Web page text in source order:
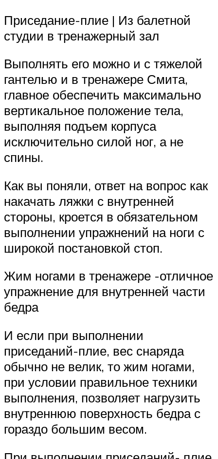
Приседание-плие | Из балетной
студии в тренажерный зал
Выполнять его можно и с тяжелой
гантелью и в тренажере Смита,
главное обеспечить максимально
вертикальное положение тела,
выполняя подъем корпуса
исключительно силой ног, а не
спины.
Как вы поняли, ответ на вопрос как
накачать ляжки с внутренней
стороны, кроется в обязательном
выполнении упражнений на ноги с
широкой постановкой стоп.
Жим ногами в тренажере -отличное
упражнение для внутренней части
бедра
И если при выполнении
приседаний-плие, вес снаряда
обычно не велик, то жим ногами,
при условии правильное техники
выполнения, позволяет нагрузить
внутреннюю поверхность бедра с
гораздо большим весом.